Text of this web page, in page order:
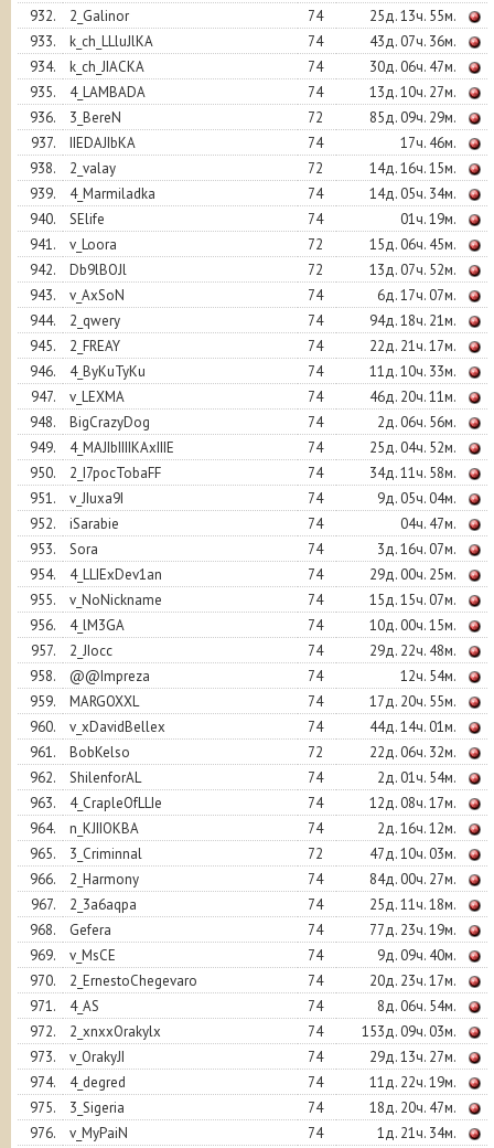
932. 2_Galinor 74
25д. 13ч. 55м.
933.
k_ch_LLluJlKA 74
43д. 07ч. 36м.
934.
k_ch_JIACKA 74
30д. 06ч. 47м.
935.
4_LAMBADA 74
13д. 10ч. 27м.
936.
3_BereN 72
85д. 09ч. 29м.
937.
IIEDAJIbKA 74
17ч. 46м.
938.
2_valay 72
14д. 16ч. 15м.
939.
4_Marmiladka 74
14д. 05ч. 34м.
940.
SElife 74
01ч. 19м.
941.
v_Loora 72
15д. 06ч. 45м.
942.
Db9lBOJl 72
13д. 07ч. 52м.
943.
v_AxSoN 74
6д. 17ч. 07м.
944.
2_qwery 74
94д. 18ч. 21м.
945.
2_FREAY 74
22д. 21ч. 17м.
946.
4_ByKuTyKu 74
11д. 10ч. 33м.
947.
v_LEXMA 74
46д. 20ч. 11м.
948.
BigCrazyDog 74
2д. 06ч. 56м.
949.
4_MAJIbIIIIKAxIIIE 74
25д. 04ч. 52м.
950.
2_I7pocTobaFF 74
34д. 11ч. 58м.
951.
v_JIuxa9I 74
9д. 05ч. 04м.
952.
iSarabie 74
04ч. 47м.
953.
Sora 74
3д. 16ч. 07м.
954.
4_LLIExDev1an 74
29д. 00ч. 25м.
955.
v_NoNickname 74
15д. 15ч. 07м.
956.
4_lM3GA 74
10д. 00ч. 15м.
957.
2_JIocc 74
29д. 22ч. 48м.
958.
@@Impreza 74
12ч. 54м.
959.
MARGOXXL 74
17д. 20ч. 55м.
960.
v_xDavidBellex 74
44д. 14ч. 01м.
961.
BobKelso 72
22д. 06ч. 32м.
962.
ShilenforAL 74
2д. 01ч. 54м.
963.
4_CrapleOfLLIe 74
12д. 08ч. 17м.
964.
n_KJIIOKBA 74
2д. 16ч. 12м.
965.
3_Criminnal 72
47д. 10ч. 03м.
966.
2_Harmony 74
84д. 00ч. 27м.
967.
2_3a6aqpa 74
25д. 11ч. 18м.
968.
Gefera 74
77д. 23ч. 19м.
969.
v_MsCE 74
9д. 09ч. 40м.
970.
2_ErnestoChegevaro 74
20д. 23ч. 17м.
971.
4_AS 74
8д. 06ч. 54м.
972.
2_xnxxOrakylx 74
153д. 09ч. 03м.
973.
v_OrakyJI 74
29д. 13ч. 27м.
974.
4_degred 74
11д. 22ч. 19м.
975.
3_Sigeria 74
18д. 20ч. 47м.
976.
v_MyPaiN 74
1д. 21ч. 34м.